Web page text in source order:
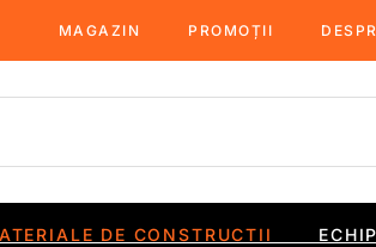
MAGAZIN PROMOȚII
DE CONSTRUCTII